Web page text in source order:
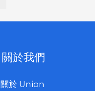
關於我們
關於 Union